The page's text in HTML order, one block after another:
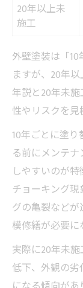
20年以上未
施工
外壁塗装は「
ますが、20年
年説と20年未
性やリスクを見
10年ごとに塗
る前にメンテ
しやすいのが
チョーキング
グの亀裂など
模修繕が必要に
実際に20年未
低下、外観の